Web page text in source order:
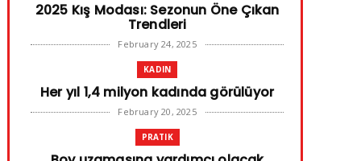
2025 Kış Modası: Sezonun Öne Çıkan
Trendleri
February 24, 2025
KADIN
Her yıl 1,4 milyon kadında görülüyor
February 20, 2025
PRATIK